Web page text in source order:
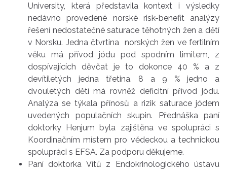
University, která představila kontext i výsledky
nedávno provedené norské risk-benefit analýzy
řešení nedostatečné saturace těhotných žen a dětí
v Norsku. Jedna čtvrtina norských žen ve fertilním
věku má přívod jódu pod spodním limitem, z
dospívajících děvčat je to dokonce 40 % a z
devítiletých jedna třetina. 8 a 9 % jedno a
dvouletých dětí má rovněž deficitní přívod jódu.
Analýza se týkala přínosů a rizik saturace jódem
uvedených populačních skupin. Přednáška paní
doktorky Henjum byla zajištěna ve spolupráci s
Koordinačním místem pro vědeckou a technickou
spolupráci s EFSA. Za podporu děkujeme.
Paní doktorka Vítů z Endokrinologického ústavu